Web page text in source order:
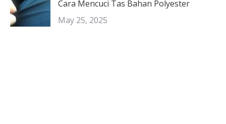
Cara Mencuci Tas Bahan Polyester
May 25, 2025